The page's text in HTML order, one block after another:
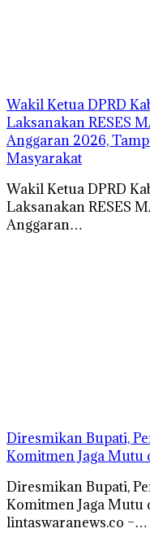
Wakil Ketua DPRD
Laksanakan RESES
Anggaran 2026,
Masyarakat
Wakil Ketua DPRD
Laksanakan RESES
Anggaran…
Diresmikan Bupati,
Komitmen Jaga Mutu
Diresmikan Bupati,
Komitmen Jaga Mutu
lintaswaranews.co –…